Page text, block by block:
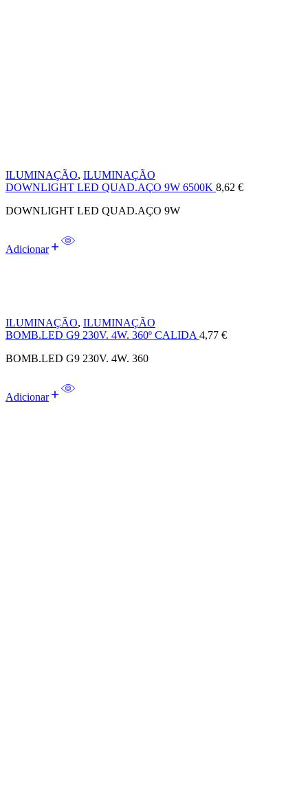
ILUMINAÇÃO, ILUMINAÇÃO
DOWNLIGHT LED QUAD.AÇO 9W 6500K 8,62 €
DOWNLIGHT LED QUAD.AÇO 9W
Adicionar
ILUMINAÇÃO, ILUMINAÇÃO
BOMB.LED G9 230V. 4W. 360º CALIDA 4,77 €
BOMB.LED G9 230V. 4W. 360
Adicionar